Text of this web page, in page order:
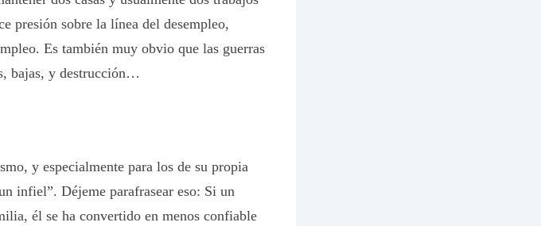
presión sobre la línea del desempleo,
Es también muy obvio que las guerras
bajas, y destrucción…
y especialmente para los de su propia
infiel”. Déjeme parafrasear eso: Si un
él se ha convertido en menos confiable